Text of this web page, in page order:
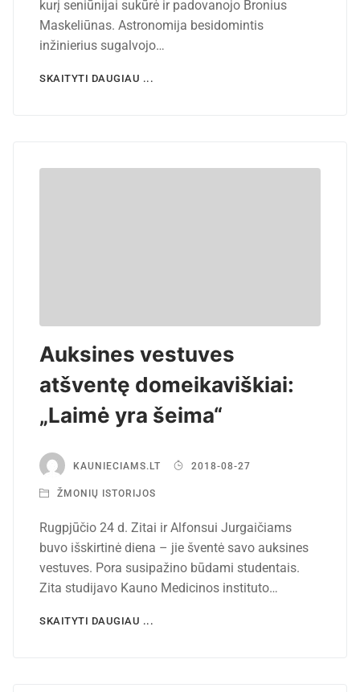
kurį seniūnijai sukūrė ir padovanojo Bronius
Maskeliūnas. Astronomija besidomintis
inžinierius sugalvojo…
SKAITYTI DAUGIAU ...
Auksines vestuves
atšventę domeikaviškiai:
„Laimė yra šeima“
KAUNIECIAMS.LT 2018-08-27
ŽMONIŲ ISTORIJOS
Rugpjūčio 24 d. Zitai ir Alfonsui Jurgaičiams
buvo išskirtinė diena – jie šventė savo auksines
vestuves. Pora susipažino būdami studentais.
Zita studijavo Kauno Medicinos instituto…
SKAITYTI DAUGIAU ...